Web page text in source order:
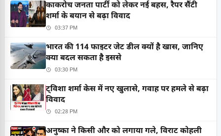
काकरोच जनता पार्टी को लेकर नई बहस, रैपर सैंटी
शर्मा के बयान से बढ़ा विवाद
03:37 PM
भारत की 114 फाइटर जेट डील क्यों है खास, जानिए
क्या बदल सकता है इससे
03:30 PM
ट्विशा शर्मा केस में नए खुलासे, गवाह पर हमले से बढ़ा
विवाद
02:28 PM
अनुष्का ने किसी और को लगाया गले, विराट कोहली